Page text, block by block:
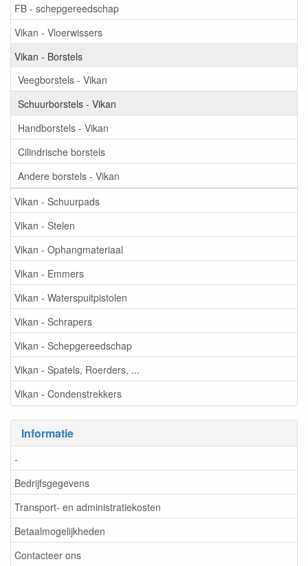
FB - schepgereedschap
Vikan - Vloerwissers
Vikan - Borstels
Veegborstels - Vikan
Schuurborstels - Vikan
Handborstels - Vikan
Cilindrische borstels
Andere borstels - Vikan
Vikan - Schuurpads
Vikan - Stelen
Vikan - Ophangmateriaal
Vikan - Emmers
Vikan - Waterspuitpistolen
Vikan - Schrapers
Vikan - Schepgereedschap
Vikan - Spatels, Roerders, ...
Vikan - Condenstrekkers
Informatie
-
Bedrijfsgegevens
Transport- en administratiekosten
Betaalmogelijkheden
Contacteer ons